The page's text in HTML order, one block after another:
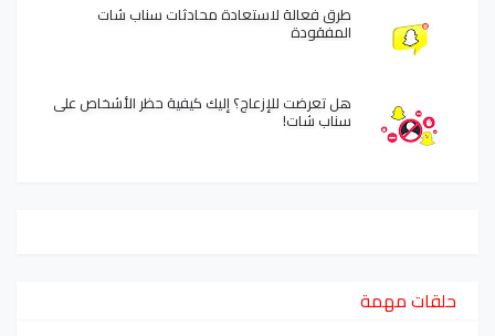
طرق فعالة لاستعادة محادثات سناب شات
المفقودة
هل تعرضت للإزعاج؟ إليك كيفية حظر الأشخاص على
سناب شات!
حلقات مهمة